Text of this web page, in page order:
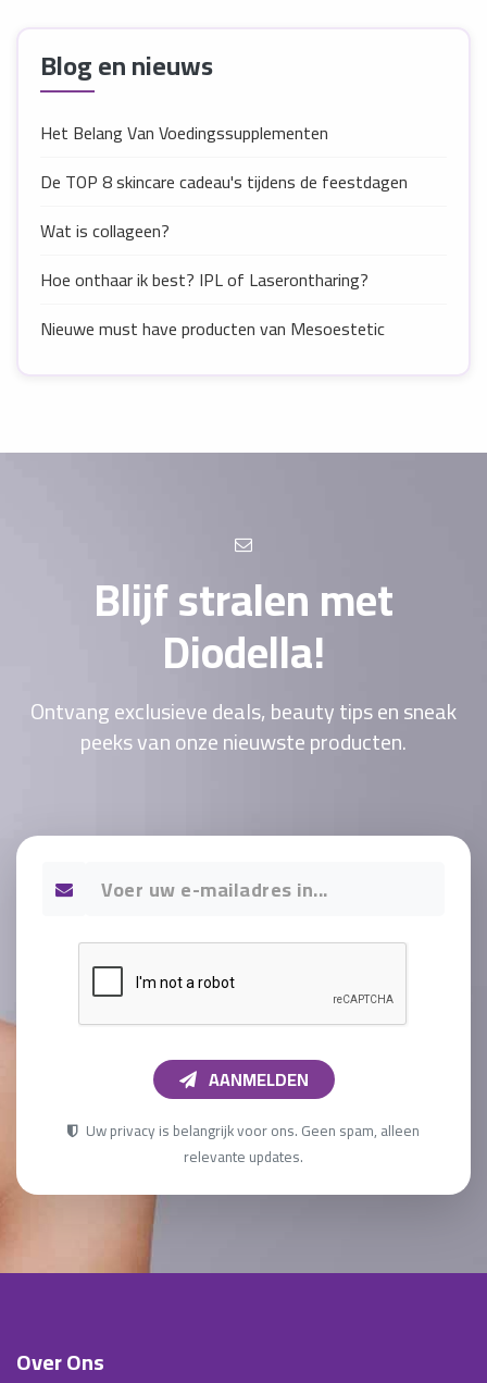
Blog en nieuws
Het Belang Van Voedingssupplementen
De TOP 8 skincare cadeau's tijdens de feestdagen
Wat is collageen?
Hoe onthaar ik best? IPL of Laserontharing?
Nieuwe must have producten van Mesoestetic
Blijf stralen met
Diodella!
Ontvang exclusieve deals, beauty tips en sneak
peeks van onze nieuwste producten.
AANMELDEN
Uw privacy is belangrijk voor ons. Geen spam, alleen
relevante updates.
Over Ons